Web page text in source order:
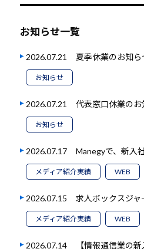
お知らせ一覧
2026.07.21 夏季休業のお知ら
お知らせ
2026.07.21 代表窓口休業のお
お知らせ
2026.07.17 Manegyで、新入
メディア紹介実績 WEB
2026.07.15 求人ボックスジ
メディア紹介実績 WEB
2026.07.14 【情報通信業の